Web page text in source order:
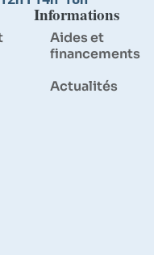
Informations
Aides et
financements
Actualités